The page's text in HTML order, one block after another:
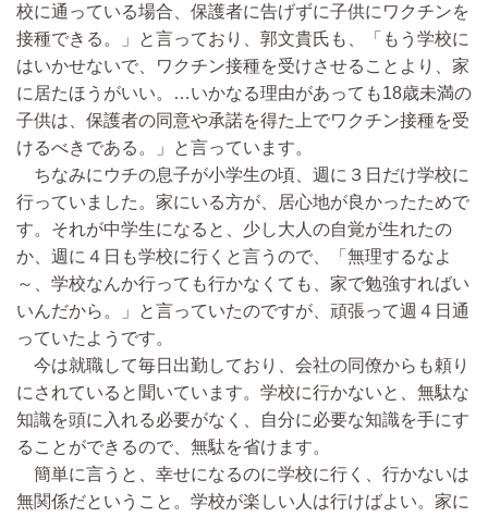
校に通っている場合、保護者に告げずに子供にワクチンを
接種できる。」と言っており、郭文貴氏も、「もう学校に
はいかせないで、ワクチン接種を受けさせることより、家
に居たほうがいい。…いかなる理由があっても18歳未満の
子供は、保護者の同意や承諾を得た上でワクチン接種を受
けるべきである。」と言っています。
ちなみにウチの息子が小学生の頃、週に３日だけ学校に
行っていました。家にいる方が、居心地が良かったためで
す。それが中学生になると、少し大人の自覚が生れたの
か、週に４日も学校に行くと言うので、「無理するなよ
～、学校なんか行っても行かなくても、家で勉強すればい
いんだから。」と言っていたのですが、頑張って週４日通
っていたようです。
今は就職して毎日出勤しており、会社の同僚からも頼り
にされていると聞いています。学校に行かないと、無駄な
知識を頭に入れる必要がなく、自分に必要な知識を手にす
ることができるので、無駄を省けます。
簡単に言うと、幸せになるのに学校に行く、行かないは
無関係だということ。学校が楽しい人は行けばよい。家に